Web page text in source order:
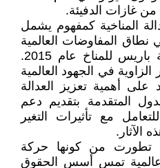
من غازات الدفيئة.
المناخية كمفهوم يشمل
نطاق المفاوضات العالمية
بشكل أكثر وضوحًا في قمة باريس للمناخ عام 2015.
في الجهود العالمية
على أهمية تعزيز العدالة
المتقدمة بتقديم دعم
مع تأثيرات التغير
الآثار.
تطورت من كونها حركة
عالمية تمس أسس الحقوق